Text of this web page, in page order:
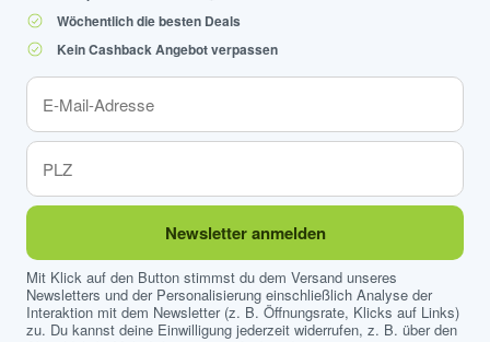
Wöchentlich die besten Deals
Kein Cashback Angebot verpassen
Newsletter anmelden
Mit Klick auf den Button stimmst du dem Versand unseres
Newsletters und der Personalisierung einschließlich Analyse der
Interaktion mit dem Newsletter (z. B. Öffnungsrate, Klicks auf Links)
zu. Du kannst deine Einwilligung jederzeit widerrufen, z. B. über den